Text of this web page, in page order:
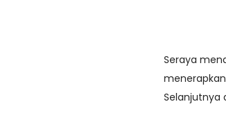
Seraya
Selanjutnya